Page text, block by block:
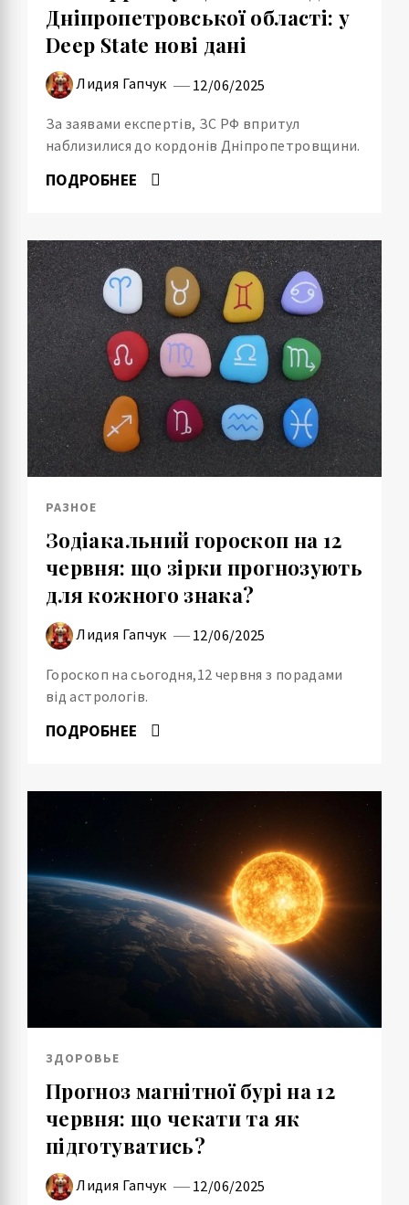
Дніпропетровської області: у
Deep State нові дані
Лидия Гапчук 12/06/2025
За заявами експертів, ЗС РФ впритул
наблизилися до кордонів Дніпропетровщини.
ПОДРОБНЕЕ
РАЗНОЕ
Зодіакальний гороскоп на 12
червня: що зірки прогнозують
для кожного знака?
Лидия Гапчук 12/06/2025
Гороскоп на сьогодня,12 червня з порадами
від астрологів.
ПОДРОБНЕЕ
ЗДОРОВЬЕ
Прогноз магнітної бурі на 12
червня: що чекати та як
підготуватись?
Лидия Гапчук 12/06/2025